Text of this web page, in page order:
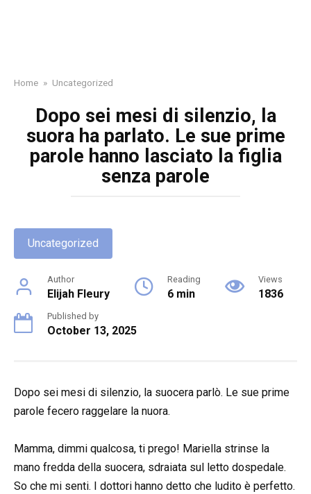
Home » Uncategorized
Dopo sei mesi di silenzio, la
suora ha parlato. Le sue prime
parole hanno lasciato la figlia
senza parole
Uncategorized
Author
Elijah Fleury
Reading
6 min
Views
1836
Published by
October 13, 2025
Dopo sei mesi di silenzio, la suocera parlò. Le sue prime
parole fecero raggelare la nuora.
Mamma, dimmi qualcosa, ti prego! Mariella strinse la
mano fredda della suocera, sdraiata sul letto dospedale.
So che mi senti. I dottori hanno detto che ludito è perfetto.